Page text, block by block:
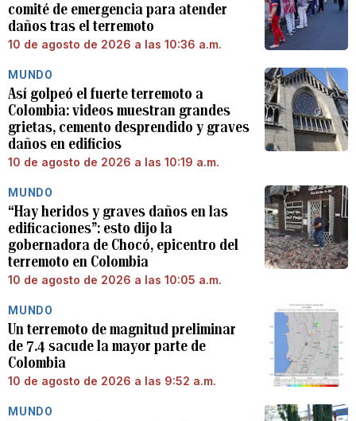
comité de emergencia para atender
daños tras el terremoto
10 de agosto de 2026 a las 10:36 a.m.
MUNDO
Así golpeó el fuerte terremoto a
Colombia: videos muestran grandes
grietas, cemento desprendido y graves
daños en edificios
10 de agosto de 2026 a las 10:19 a.m.
MUNDO
“Hay heridos y graves daños en las
edificaciones”: esto dijo la
gobernadora de Chocó, epicentro del
terremoto en Colombia
10 de agosto de 2026 a las 10:05 a.m.
MUNDO
Un terremoto de magnitud preliminar
de 7.4 sacude la mayor parte de
Colombia
10 de agosto de 2026 a las 9:52 a.m.
MUNDO